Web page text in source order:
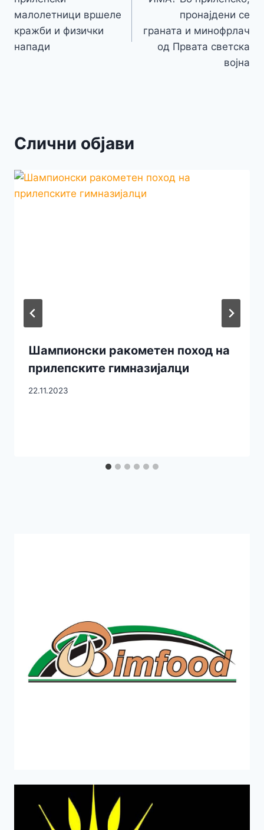
напис
малолетници вршеле
кражби и физички
напади
пронајдени се
граната и минофрлач
од Првата светска
војна
Слични објави
Шампионски ракометен поход на
прилепските гимназијалци
22.11.2023